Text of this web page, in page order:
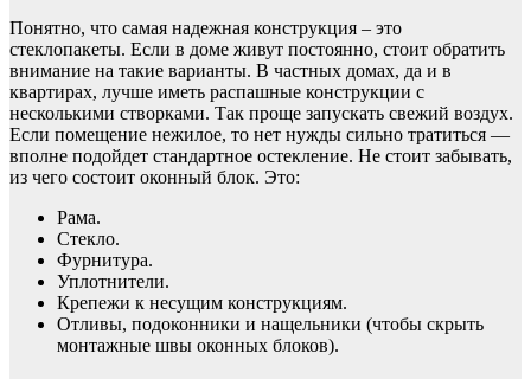
Понятно, что самая надежная конструкция – это
стеклопакеты. Если в доме живут постоянно, стоит обратить
внимание на такие варианты. В частных домах, да и в
квартирах, лучше иметь распашные конструкции с
несколькими створками. Так проще запускать свежий воздух.
Если помещение нежилое, то нет нужды сильно тратиться —
вполне подойдет стандартное остекление. Не стоит забывать,
из чего состоит оконный блок. Это:
Рама.
Стекло.
Фурнитура.
Уплотнители.
Крепежи к несущим конструкциям.
Отливы, подоконники и нащельники (чтобы скрыть
монтажные швы оконных блоков).